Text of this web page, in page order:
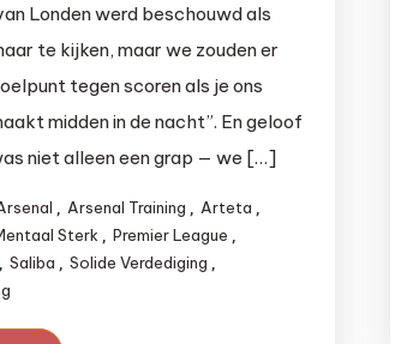
Londen werd beschouwd als
te kijken, maar we zouden er
tegen scoren als je ons
midden in de nacht”. En geloof
niet alleen een grap — we […]
, Arsenal Training , Arteta ,
Sterk , Premier League ,
, Saliba , Solide Verdediging ,